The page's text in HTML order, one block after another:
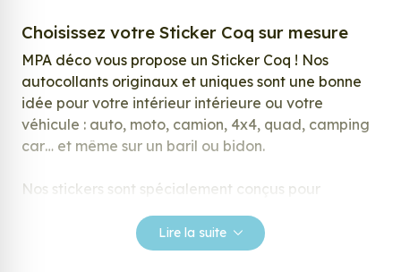
Choisissez votre Sticker Coq sur mesure
MPA déco vous propose un Sticker Coq ! Nos
autocollants originaux et uniques sont une bonne
idée pour votre intérieur intérieure ou votre
véhicule : auto, moto, camion, 4x4, quad, camping
car… et même sur un baril ou bidon.
Nos stickers sont spécialement conçus pour
notre large gamme de stickers.
Lire la suite